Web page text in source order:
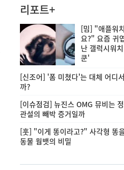
리포트+
[밈] "애플워
요?" 요즘 귀
난 갤럭시워
쿤'
[신조어] '폼 미쳤다'는 대체 어디
까?
[이슈점검] 뉴진스 OMG 뮤비는
관설의 빼박 증거일까
[훗] "이게 똥이라고?" 사각형 똥
동물 웜뱃의 비밀